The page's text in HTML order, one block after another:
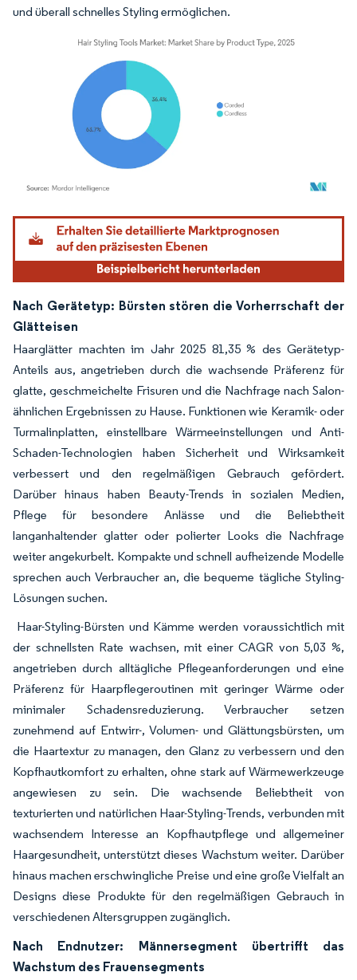
und überall schnelles Styling ermöglichen.
Bild © Mordor Intelligence. Wiederverwendung erfordert Namensnennung gemäß
Nach Gerätetyp: Bürsten stören die Vorherrschaft der
Glätteisen
Haarglätter machten im Jahr 2025 81,35 % des Gerätetyp-
Anteils aus, angetrieben durch die wachsende Präferenz für
glatte, geschmeichelte Frisuren und die Nachfrage nach Salon-
ähnlichen Ergebnissen zu Hause. Funktionen wie Keramik- oder
Turmalinplatten, einstellbare Wärmeeinstellungen und Anti-
Schaden-Technologien haben Sicherheit und Wirksamkeit
verbessert und den regelmäßigen Gebrauch gefördert.
Darüber hinaus haben Beauty-Trends in sozialen Medien,
Pflege für besondere Anlässe und die Beliebtheit
langanhaltender glatter oder polierter Looks die Nachfrage
weiter angekurbelt. Kompakte und schnell aufheizende Modelle
sprechen auch Verbraucher an, die bequeme tägliche Styling-
Lösungen suchen.
Haar-Styling-Bürsten und Kämme werden voraussichtlich mit
der schnellsten Rate wachsen, mit einer CAGR von 5,03 %,
angetrieben durch alltägliche Pflegeanforderungen und eine
Präferenz für Haarpflegeroutinen mit geringer Wärme oder
minimaler Schadensreduzierung. Verbraucher setzen
zunehmend auf Entwirr-, Volumen- und Glättungsbürsten, um
die Haartextur zu managen, den Glanz zu verbessern und den
Kopfhautkomfort zu erhalten, ohne stark auf Wärmewerkzeuge
angewiesen zu sein. Die wachsende Beliebtheit von
texturierten und natürlichen Haar-Styling-Trends, verbunden mit
wachsendem Interesse an Kopfhautpflege und allgemeiner
Haargesundheit, unterstützt dieses Wachstum weiter. Darüber
hinaus machen erschwingliche Preise und eine große Vielfalt an
Designs diese Produkte für den regelmäßigen Gebrauch in
verschiedenen Altersgruppen zugänglich.
Nach Endnutzer: Männersegment übertrifft das
Wachstum des Frauensegments